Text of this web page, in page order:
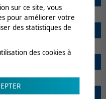
sur ce site, vous
pour améliorer votre
des statistiques de
des cookies à